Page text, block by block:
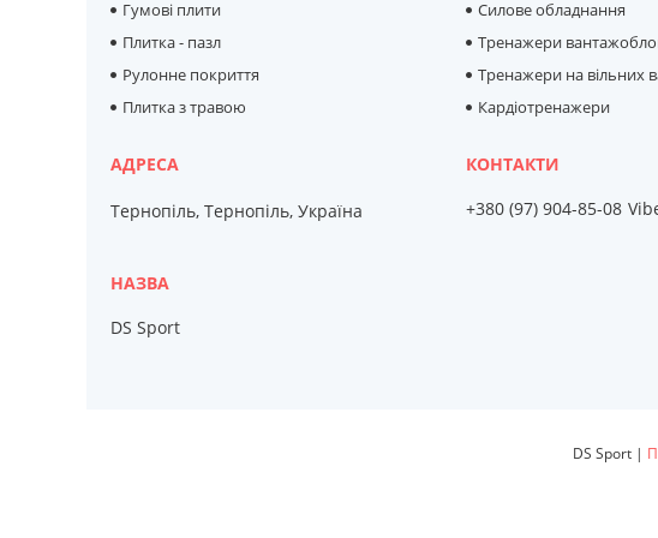
Гумові плити
Плитка - пазл
Рулонне покриття
Плитка з травою
Силове обладнання
Тренажери
Тренажери на вільних
Кардіотренажери
Тернопіль, Тернопіль, Україна
DS Sport
+380 (97) 904-85-08
DS Sport |